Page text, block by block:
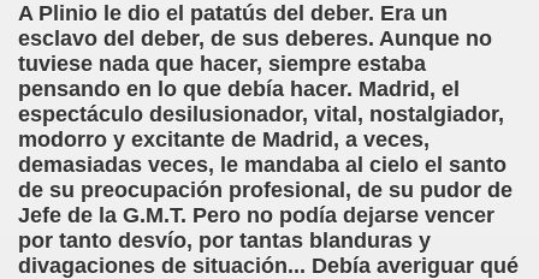
A Plinio le dio el patatús del deber. Era un
esclavo del deber, de sus deberes. Aunque no
tuviese nada que hacer, siempre estaba
pensando en lo que debía hacer. Madrid, el
espectáculo desilusionador, vital, nostalgiador,
modorro y excitante de Madrid, a veces,
demasiadas veces, le mandaba al cielo el santo
de su preocupación profesional, de su pudor de
Jefe de la G.M.T. Pero no podía dejarse vencer
por tanto desvío, por tantas blanduras y
divagaciones de situación... Debía averiguar qué
2005 (Fermín Tamayo)
2005 (Fermín Tamayo)
2011 (Fermín Tamayo)
la Participación de las Personas Deficientes Visuales
Oliva)